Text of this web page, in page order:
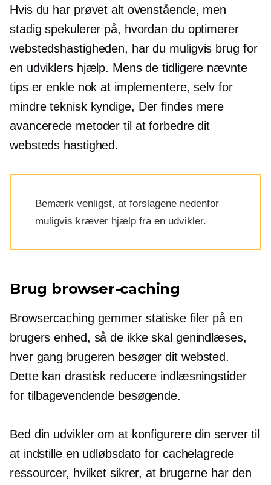
Hvis du har prøvet alt ovenstående, men
stadig spekulerer på, hvordan du optimerer
webstedshastigheden, har du muligvis brug for
en udviklers hjælp. Mens de tidligere nævnte
tips er enkle nok at implementere, selv for
mindreteknisk kyndige, Der findes mere
avancerede metoder til at forbedre dit
websteds hastighed.
Bemærk venligst, at forslagene nedenfor
muligvis kræver hjælp fra en udvikler.
Brug browser-caching
Browsercaching gemmer statiske filer på en
brugers enhed, så de ikke skal genindlæses,
hver gang brugeren besøger dit websted.
Dette kan drastisk reducere indlæsningstider
for tilbagevendende besøgende.
Bed din udvikler om at konfigurere din server til
at indstille en udløbsdato for cachelagrede
ressourcer, hvilket sikrer, at brugerne har den